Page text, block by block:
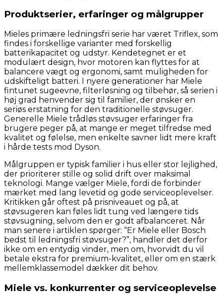
Produktserier, erfaringer og målgrupper
Mieles primære ledningsfri serie har været Triflex, som
findes i forskellige varianter med forskellig
batterikapacitet og udstyr. Kendetegnet er et
modulært design, hvor motoren kan flyttes for at
balancere vægt og ergonomi, samt muligheden for
udskifteligt batteri. I nyere generationer har Miele
fintunet sugeevne, filterløsning og tilbehør, så serien i
høj grad henvender sig til familier, der ønsker en
seriøs erstatning for den traditionelle støvsuger.
Generelle Miele trådløs støvsuger erfaringer fra
brugere peger på, at mange er meget tilfredse med
kvalitet og følelse, men enkelte savner lidt mere kraft
i hårde tests mod Dyson.
Målgruppen er typisk familier i hus eller stor lejlighed,
der prioriterer stille og solid drift over maksimal
teknologi. Mange vælger Miele, fordi de forbinder
mærket med lang levetid og gode serviceoplevelser.
Kritikken går oftest på prisniveauet og på, at
støvsugeren kan føles lidt tung ved længere tids
støvsugning, selvom den er godt afbalanceret. Når
man senere i artiklen spørger: “Er Miele eller Bosch
bedst til ledningsfri støvsuger?”, handler det derfor
ikke om en entydig vinder, men om, hvorvidt du vil
betale ekstra for premium-kvalitet, eller om en stærk
mellemklassemodel dækker dit behov.
Miele vs. konkurrenter og serviceoplevelse